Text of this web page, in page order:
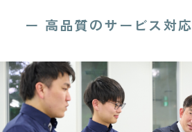
ー 高品質のサービス対応